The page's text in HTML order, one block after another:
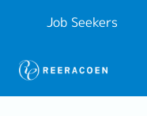
Job Seekers